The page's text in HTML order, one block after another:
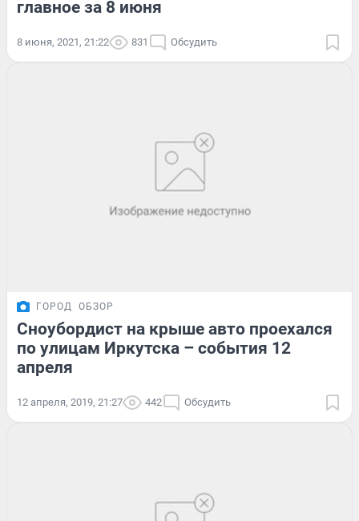
главное за 8 июня
8 июня, 2021, 21:22 831 Обсудить
ГОРОД ОБЗОР
Сноубордист на крыше авто проехался
по улицам Иркутска – события 12
апреля
12 апреля, 2019, 21:27 442 Обсудить